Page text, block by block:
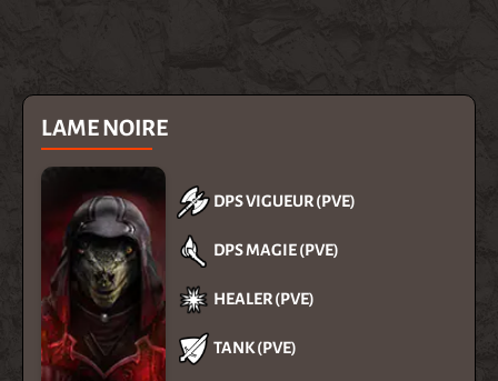
LAME NOIRE
DPS VIGUEUR (PVE)
DPS MAGIE (PVE)
HEALER (PVE)
TANK (PVE)